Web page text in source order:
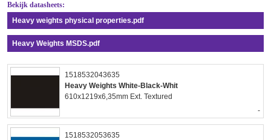
Bekijk datasheets:
Heavy weights physical properties.pdf
Heavy Weights MSDS.pdf
1518532043635
Heavy Weights White-Black-Whit
610x1219x6,35mm Ext. Textured
-
1518532053635